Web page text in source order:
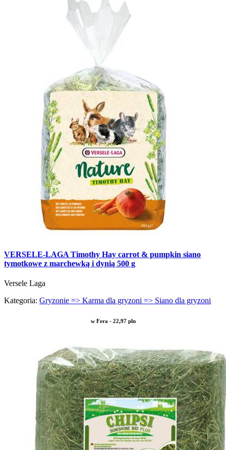
VERSELE-LAGA Timothy Hay carrot & pumpkin siano
tymotkowe z marchewką i dynią 500 g
Versele Laga
Kategoria: Gryzonie => Karma dla gryzoni => Siano dla gryzoni
w Fera - 22,97 pln